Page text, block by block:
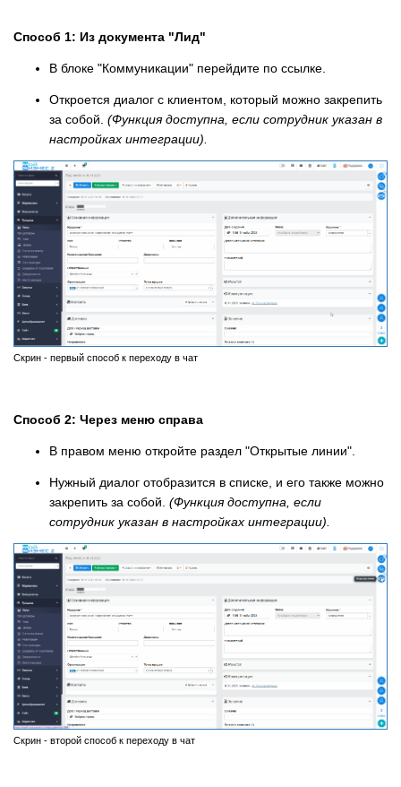
Способ 1: Из документа "Лид"
В блоке "Коммуникации" перейдите по ссылке.
Откроется диалог с клиентом, который можно закрепить
за собой. (Функция доступна, если сотрудник указан в
настройках интеграции).
Скрин - первый способ к переходу в чат
Способ 2: Через меню справа
В правом меню откройте раздел "Открытые линии".
Нужный диалог отобразится в списке, и его также можно
закрепить за собой. (Функция доступна, если
сотрудник указан в настройках интеграции).
Скрин - второй способ к переходу в чат